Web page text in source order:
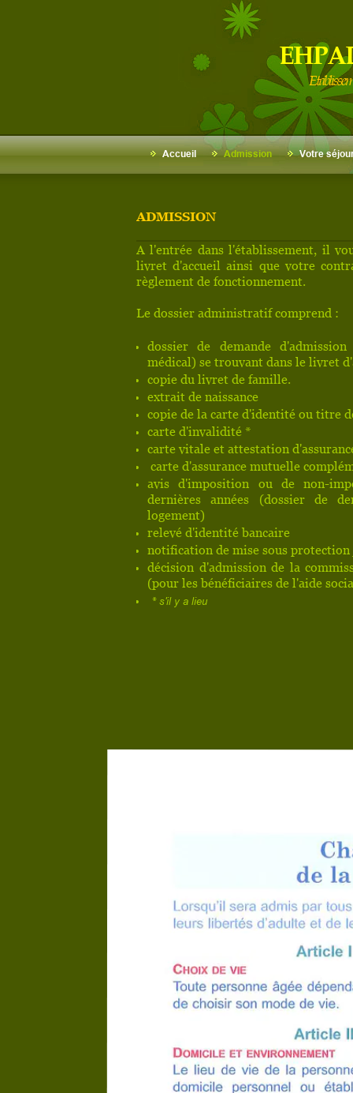
Accueil Admission Votre
ADMISSION
A l'entrée dans l'établissement, il
livret d'accueil ainsi que votre
règlement de fonctionnement.
Le dossier administratif comprend :
dossier de demande
médical) se trouvant dans le livret
copie du livret de famille.
extrait de naissance
copie de la carte d'identité ou titre
carte d'invalidité *
carte vitale et attestation
carte d'assurance mutuelle
avis d'imposition ou de non-
dernières années (dossier de
logement)
relevé d'identité bancaire
notification de mise sous
décision d'admission de la
(pour les bénéficiaires de l'aide
*s'il y a lieu